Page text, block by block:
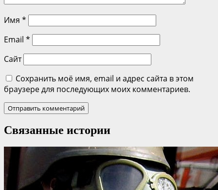
Имя *
Email *
Сайт
Сохранить моё имя, email и адрес сайта в этом
браузере для последующих моих комментариев.
Связанные истории